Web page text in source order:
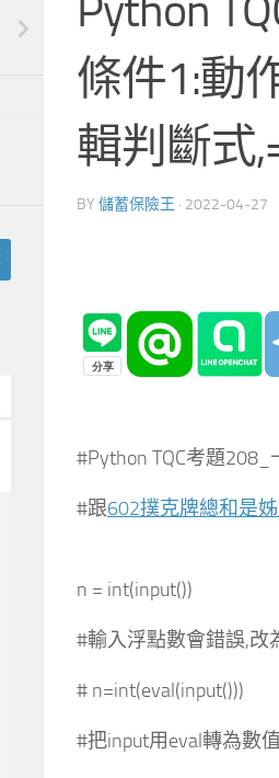
Python
條件1:動
輯判斷式
BY 儲蓄保險王 · 2022-04-27
#Python TQC考題
#跟602撲克牌總和是
n = int(input())
#輸入浮點數會錯誤,改
# n=int(eval(input()))
#把input用eval轉為數